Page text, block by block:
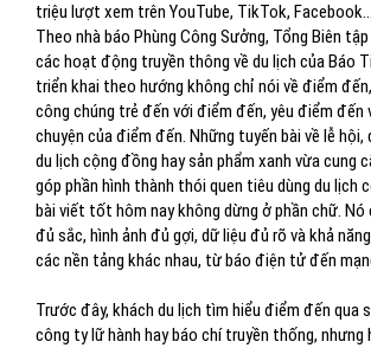
triệu lượt xem trên YouTube, TikTok, Facebook…
Theo nhà báo Phùng Công Sưởng, Tổng Biên
các hoạt động truyền thông về du lịch của Báo
triển khai theo hướng không chỉ nói về điểm
công chúng trẻ đến với điểm đến, yêu điểm đến
chuyện của điểm đến. Những tuyến bài về lễ hội,
du lịch cộng đồng hay sản phẩm xanh vừa cung
góp phần hình thành thói quen tiêu dùng du lịch
bài viết tốt hôm nay không dừng ở phần chữ.
đủ sắc, hình ảnh đủ gợi, dữ liệu đủ rõ và khả
các nền tảng khác nhau, từ báo điện tử đến
Trước đây, khách du lịch tìm hiểu điểm đến qua
công ty lữ hành hay báo chí truyền thống, nhưng